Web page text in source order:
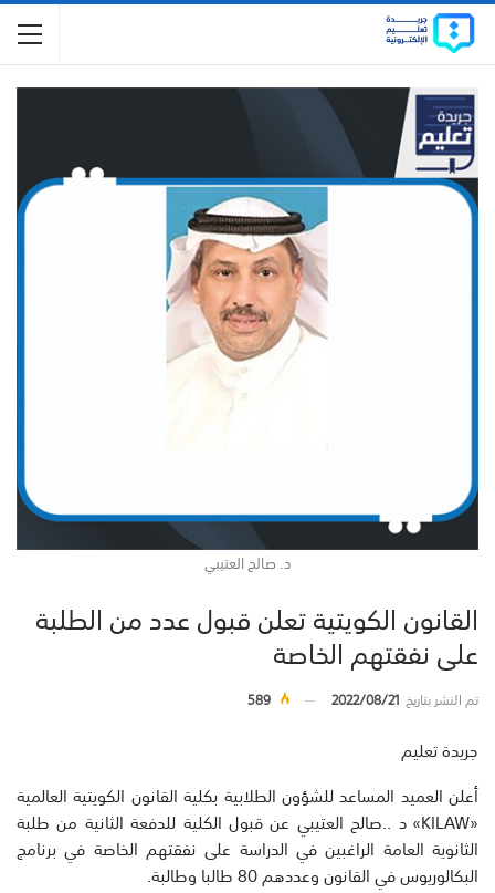
د. صالح العتيبي
القانون الكويتية تعلن قبول عدد من الطلبة
على نفقتهم الخاصة
تم النشر بتاريخ 2022/08/21
589
جريدة تعليم
أعلن العميد المساعد للشؤون الطلابية بكلية القانون الكويتية العالمية
«KILAW» د ..صالح العتيبي عن قبول الكلية للدفعة الثانية من طلبة
الثانوية العامة الراغبين في الدراسة على نفقتهم الخاصة في برنامج
البكالوريوس في القانون وعددهم 80 طالبا وطالبة.